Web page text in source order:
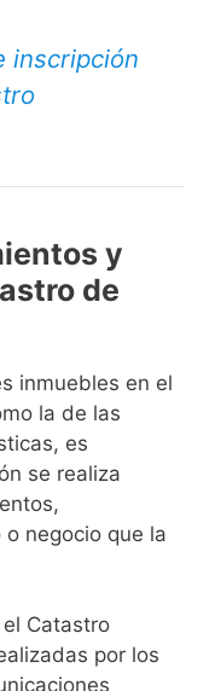
inscripción
y
de
inmuebles en el
la de las
es
se realiza
negocio que la
Catastro
por los